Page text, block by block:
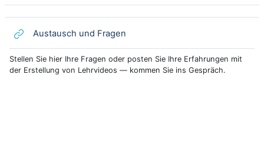
Austausch und Fragen
Stellen Sie hier Ihre Fragen oder posten Sie Ihre Erfahrungen mit
der Erstellung von Lehrvideos — kommen Sie ins Gespräch.